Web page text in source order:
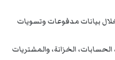
بيانات مدفوعات وتسويات
الخزانة، والمشتريات